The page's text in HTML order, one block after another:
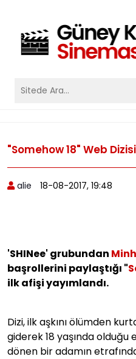
"Somehow 18" Web
alie 18-08-2017, 19:48
'SHINee' grubundan
başrollerini paylaştığı "
ilk afişi yayımlandı.
Dizi, ilk aşkını ölümden
giderek 18 yaşında olduğu
dönen bir adamın